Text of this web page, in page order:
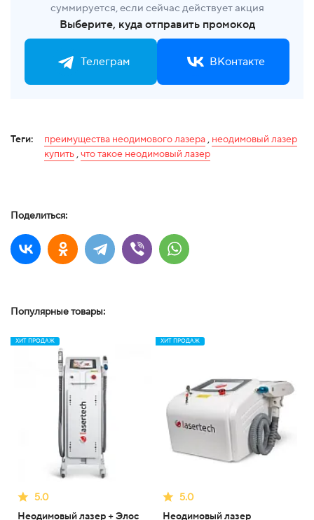
суммируется, если сейчас действует акция
Выберите, куда отправить промокод
Телеграм ВКонтакте
Теги: преимущества неодимового лазера, неодимовый лазер
купить,что такое неодимовый лазер
Поделиться:
Популярные товары:
ХИТ ПРОДАЖ
5.0
Неодимовый лазер + Элос
ХИТ ПРОДАЖ
5.0
Неодимовый лазер